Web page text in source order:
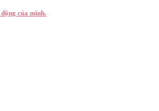
của mình.